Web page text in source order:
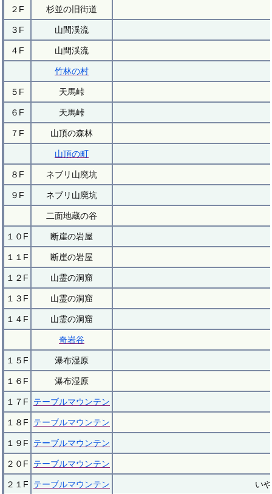
２F 杉並の旧街道
３F 山間渓流
４F 山間渓流
竹林の村
５F 天馬峠
６F 天馬峠
７F 山頂の森林
山頂の町
８F ネブリ山廃坑
９F ネブリ山廃坑
二面地蔵の谷
１０F 断崖の岩屋
１１F 断崖の岩屋
１２F 山霊の洞窟
１３F 山霊の洞窟
１４F 山霊の洞窟
奇岩谷
１５F 瀑布湿原
１６F 瀑布湿原
１７F テーブルマウンテン
１８F テーブルマウンテン
１９F テーブルマウンテン
２０F テーブルマウンテン
２１F テーブルマウンテン い